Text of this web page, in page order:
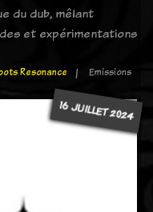
du dub, mêlant
et expérimentations
Resonance Emissions
16 JUILLET 2024